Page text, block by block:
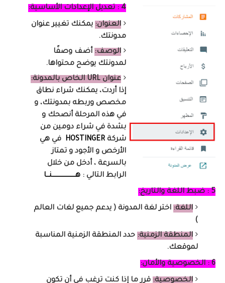
4 : تعديل الإعدادات الأساسية:
العنوان: يمكنك تغيير عنوان
مدونتك.
الوصف: أضف وصفًا
لمدونتك يوضح محتواها.
عنوان URL الخاص بالمدونة:
إذا أردت، يمكنك شراء نطاق
مخصص وربطه بمدونتك، و
في هذه المرحلة أنصحك و
بشدة في شراء دومين من
شركة HOSTINGER في هي
الأرخص و الأجود و تمتاز
بالسرعة ، أدخل من خلال
الرابط التالي : هـــــــــــــــــــــــنـــا
5 : ضبط اللغة والتاريخ:
اللغة: اختر لغة المدونة ( يدعم جميع لغات العالم
)
المنطقة الزمنية: حدد المنطقة الزمنية المناسبة
لموقعك.
6 : الخصوصية والأمان:
الخصوصية: قرر ما إذا كنت ترغب في أن تكون